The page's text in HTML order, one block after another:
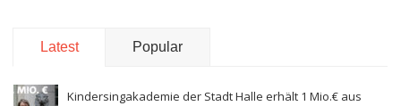
Latest Popular
Kindersingakademie der Stadt Halle erhält 1 Mio.€ aus